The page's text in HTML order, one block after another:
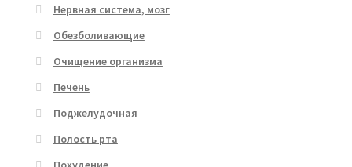
Нервная система, мозг
Обезболивающие
Очищение организма
Печень
Поджелудочная
Полость рта